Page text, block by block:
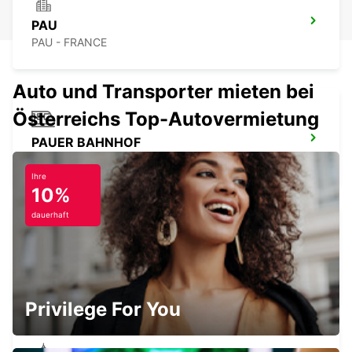
PAU
PAU - FRANCE
PAUER BAHNHOF
PAUER FLUGHAFEN
UZEIN - FRANCE
Auto und Transporter mieten bei
Österreichs Top-Autovermietung
Ihre
10%
dauerhaft
Privilege For You